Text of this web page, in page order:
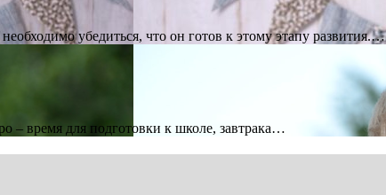
убедиться, что он готов к этому этапу развития.…
– время для подготовки к школе, завтрака…